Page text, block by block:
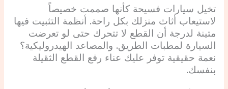
تخيل سيارات فسيحة كأنها صممت خصيصاً
لاستيعاب أثاث منزلك بكل راحة. أنظمة التثبيت فيها
متينة لدرجة أن القطع لا تتحرك حتى لو تعرضت
السيارة لمطبات الطريق. والمصاعد الهيدروليكية؟
نعمة حقيقية توفر عليك عناء رفع القطع الثقيلة
بنفسك.